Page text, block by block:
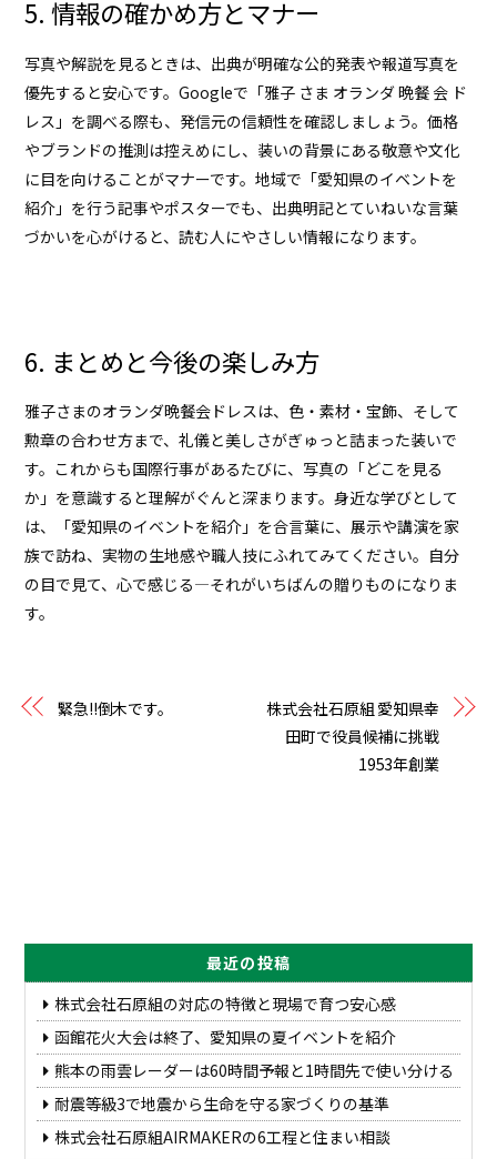
5. 情報の確かめ方とマナー
写真や解説を見るときは、出典が明確な公的発表や報道写真を
優先すると安心です。Googleで「雅子 さま オランダ 晩餐 会 ド
レス」を調べる際も、発信元の信頼性を確認しましょう。価格
やブランドの推測は控えめにし、装いの背景にある敬意や文化
に目を向けることがマナーです。地域で「愛知県のイベントを
紹介」を行う記事やポスターでも、出典明記とていねいな言葉
づかいを心がけると、読む人にやさしい情報になります。
6. まとめと今後の楽しみ方
雅子さまのオランダ晩餐会ドレスは、色・素材・宝飾、そして
勲章の合わせ方まで、礼儀と美しさがぎゅっと詰まった装いで
す。これからも国際行事があるたびに、写真の「どこを見る
か」を意識すると理解がぐんと深まります。身近な学びとして
は、「愛知県のイベントを紹介」を合言葉に、展示や講演を家
族で訪ね、実物の生地感や職人技にふれてみてください。自分
の目で見て、心で感じる—それがいちばんの贈りものになりま
す。
緊急!!倒木です。
株式会社石原組 愛知県幸
田町で役員候補に挑戦
1953年創業
最近の投稿
株式会社石原組の対応の特徴と現場で育つ安心感
函館花火大会は終了、愛知県の夏イベントを紹介
熊本の雨雲レーダーは60時間予報と1時間先で使い分ける
耐震等級3で地震から生命を守る家づくりの基準
株式会社石原組AIRMAKERの6工程と住まい相談